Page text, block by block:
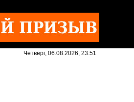
Четверг, 06.08.2026, 23:51